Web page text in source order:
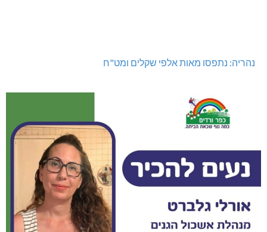
נהריה: נתפסו מאות אלפי שקלים ומט"ח